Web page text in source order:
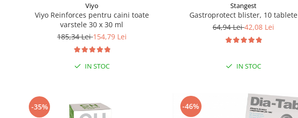
Viyo
Viyo Reinforces pentru caini toate
varstele 30 x 30 ml
185,34 Lei154,79 Lei
IN STOC
Stangest
Gastroprotect blister, 10 tablete
64,94 Lei42,08 Lei
IN STOC
-35% -46%